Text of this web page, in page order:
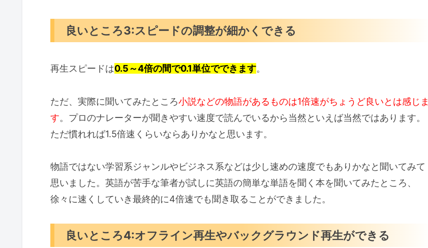
良いところ3:スピードの調整が細かくできる
再生スピードは0.5～4倍の間で0.1単位でできます。
ただ、実際に聞いてみたところ小説などの物語があるものは1倍速がちょうど良いとは感じま
す。プロのナレーターが聞きやすい速度で読んでいるから当然といえば当然ではあります。
ただ慣れれば1.5倍速くらいならありかなと思います。
物語ではない学習系ジャンルやビジネス系などは少し速めの速度でもありかなと聞いてみて
思いました。英語が苦手な筆者が試しに英語の簡単な単語を聞く本を聞いてみたところ、
徐々に速くしていき最終的に4倍速でも聞き取ることができました。
良いところ4:オフライン再生やバックグラウンド再生ができる